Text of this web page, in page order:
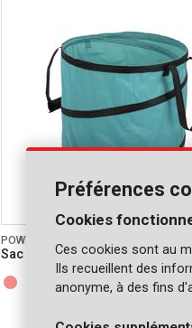
POWXGSG1
Sac de jardin 85L - turquoise
Préférences
Cookies
Ces cookies sont au
Ils recueillent des
anonyme, à des fins